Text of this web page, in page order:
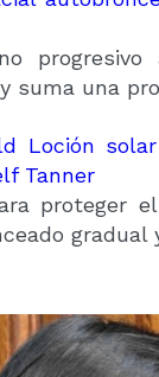
suma una
Loción
Tanner
proteger
gradual